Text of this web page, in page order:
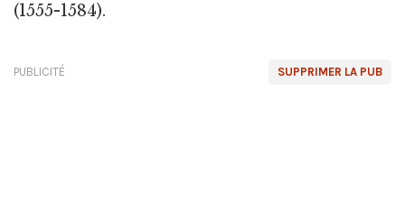
(1555-1584).
SUPPRIMER LA PUB
PUBLICITÉ